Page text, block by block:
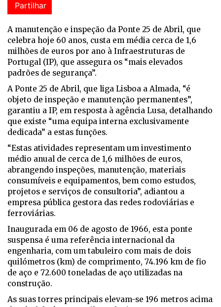
Partilhar
A manutenção e inspeção da Ponte 25 de Abril, que
celebra hoje 60 anos, custa em média cerca de 1,6
milhões de euros por ano à Infraestruturas de
Portugal (IP), que assegura os “mais elevados
padrões de segurança”.
A Ponte 25 de Abril, que liga Lisboa a Almada, “é
objeto de inspeção e manutenção permanentes”,
garantiu a IP, em resposta à agência Lusa, detalhando
que existe “uma equipa interna exclusivamente
dedicada” a estas funções.
“Estas atividades representam um investimento
médio anual de cerca de 1,6 milhões de euros,
abrangendo inspeções, manutenção, materiais
consumíveis e equipamentos, bem como estudos,
projetos e serviços de consultoria”, adiantou a
empresa pública gestora das redes rodoviárias e
ferroviárias.
Inaugurada em 06 de agosto de 1966, esta ponte
suspensa é uma referência internacional da
engenharia, com um tabuleiro com mais de dois
quilómetros (km) de comprimento, 74.196 km de fio
de aço e 72.600 toneladas de aço utilizadas na
construção.
As suas torres principais elevam-se 196 metros acima